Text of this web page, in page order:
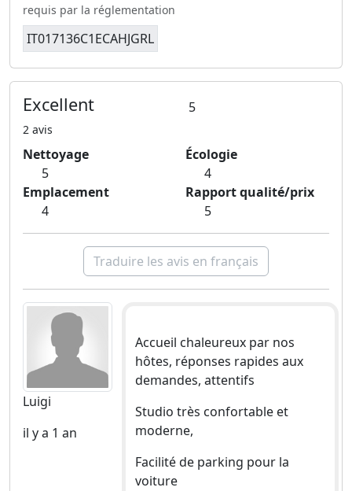
requis par la réglementation
IT017136C1ECAHJGRL
Excellent 5
2 avis
Nettoyage
5
Écologie
4
Emplacement
4
Rapport qualité/prix
5
Traduire les avis en français
Luigi
il y a 1 an
Accueil chaleureux par nos
hôtes, réponses rapides aux
demandes, attentifs
Studio très confortable et
moderne,
Facilité de parking pour la
voiture